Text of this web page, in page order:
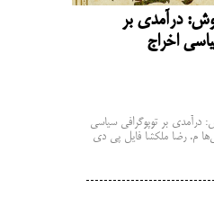
درآمدی بر
اخراج
درآمدی بر توپوگرافی سیاسی
م. رضا ملکشا فایل پی دی